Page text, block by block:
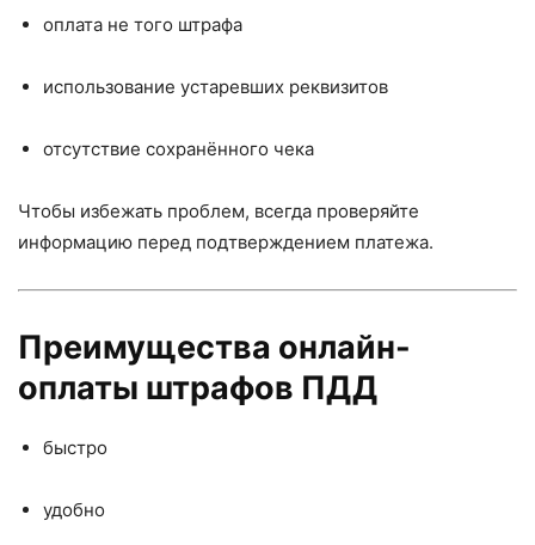
оплата не того штрафа
использование устаревших реквизитов
отсутствие сохранённого чека
Чтобы избежать проблем, всегда проверяйте
информацию перед подтверждением платежа.
Преимущества онлайн-
оплаты штрафов ПДД
быстро
удобно